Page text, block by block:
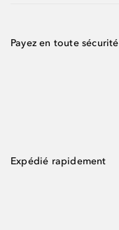
Payez en toute sécurité
Expédié rapidement